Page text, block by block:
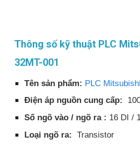
Thông số kỹ thuật PLC
32MT-001
Tên sản phẩm: PLC
Điện áp nguồn cung cấp:
Số ngõ vào / ngõ ra : 16 DI /
Loại ngõ ra: Transistor